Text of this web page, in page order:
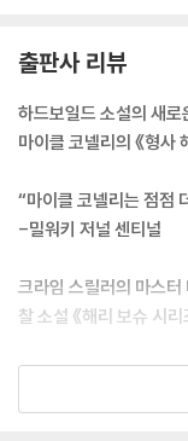
내게 이야기를 들려주었
기가 담겼다. 나는 멋진
그래도 일주일에 두 번
것들은 내 안으로 들어
으로 흘러나왔다.
연계점을 찾지만 어떤
고, 이에 더욱 의문을 가
인 사건의 비밀을 밝히
출판사 리뷰
하드보일드 소설의 새
마이클 코넬리의 《형사
“마이클 코넬리는 점점
-밀워키 저널 센티널
크라임 스릴러의 마스터
찰 소설 《해리 보슈 시리
한 번 잡으면 손을 놓을
에 대한 내용을 다루는